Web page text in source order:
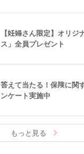
【妊婦さん限定】オリジ
ス」全員プレゼント
答えて当たる！保険に関
ンケート実施中
もっと見る